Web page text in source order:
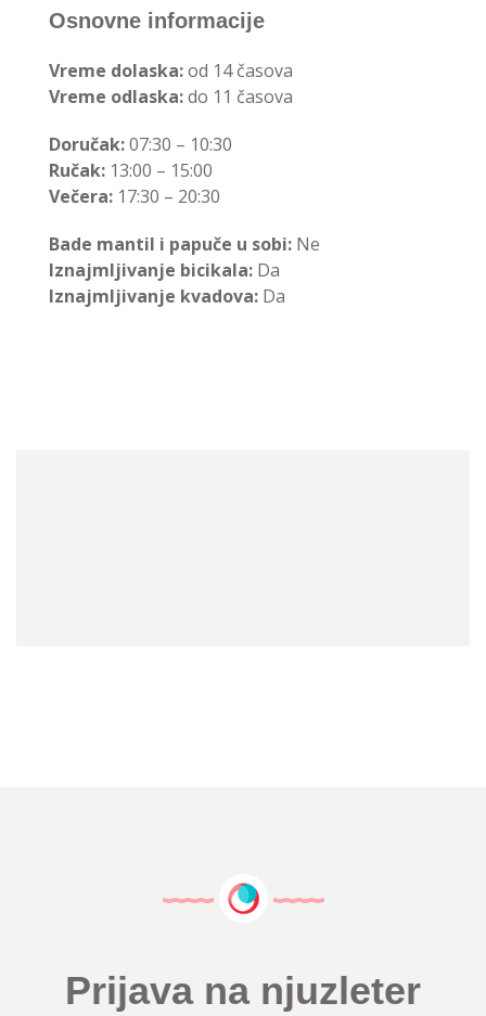
Osnovne informacije
Vreme dolaska:od 14 časova
Vreme odlaska:do 11 časova
Doručak:07:30 – 10:30
Ručak: 13:00 – 15:00
Večera: 17:30 – 20:30
Bade mantil i papuče u sobi: Ne
Iznajmljivanje bicikala: Da
Iznajmljivanje kvadova: Da
Prijava na njuzleter